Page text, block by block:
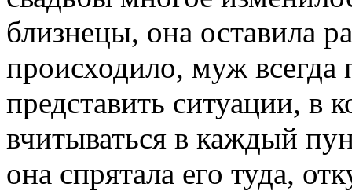
близнецы, она оставила
происходило, муж всегда
представить ситуации, в
вчитываться в каждый
она спрятала его туда,